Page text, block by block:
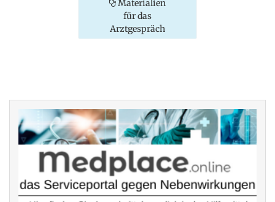
Materialien
für das
Arztgespräch